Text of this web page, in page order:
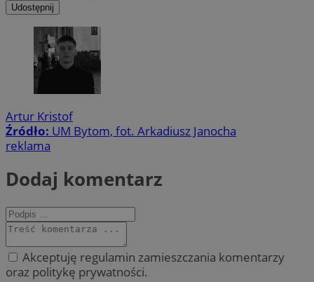
Udostępnij
Artur Kristof
Źródło: UM Bytom, fot. Arkadiusz Janocha
reklama
Dodaj komentarz
Akceptuję regulamin zamieszczania komentarzy
oraz politykę prywatności.